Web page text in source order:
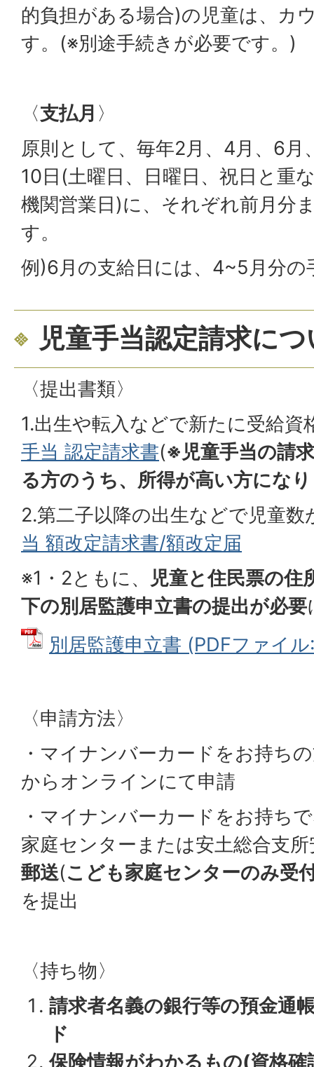
的負担がある場合)の児童は、カ
す。(※別途手続きが必要です。)
〈支払月 〉
原則として、毎年2月、4月、6月
10日(土曜日、日曜日、祝日と重
機関営業日)に、それぞれ前月分
す。
例)6月の支給日には、4~5月分の
児童手当認定請求に
〈提出書類〉
1.出生や転入などで新たに受給
手当 認定請求書(※児童手当の請
る方のうち、所得が高い方にな
2.第二子以降の出生などで児童
当 額改定請求書/額改定届
※1・2ともに、 児童と住民票の住
下の別居監護申立書の提出が必要
別居監護申立書 (PDFファイ
〈申請方法〉
・マイナンバーカードをお持ち
からオンラインにて申請
・マイナンバーカードをお持ち
家庭センターまたは安土総合支
郵送(こども家庭センターのみ受
を提出
〈持ち物〉
請求者名義の銀行等の預金通
ド
保険情報がわかるもの(資格